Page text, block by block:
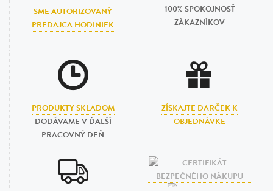
SME AUTORIZOVANÝ
PREDAJCA HODINIEK
100% SPOKOJNOSŤ
ZÁKAZNÍKOV
PRODUKTY SKLADOM
DODÁVAME V ĎALŠÍ
PRACOVNÝ DEŇ
ZÍSKAJTE DARČEK K
OBJEDNÁVKE